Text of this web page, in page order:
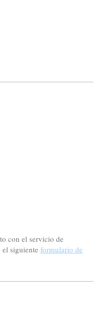
con el servicio de
siguiente formulario de